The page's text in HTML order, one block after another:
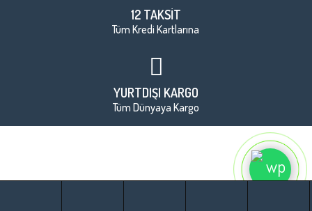
12 TAKSİT
Tüm Kredi Kartlarına
YURTDIŞI KARGO
Tüm Dünyaya Kargo